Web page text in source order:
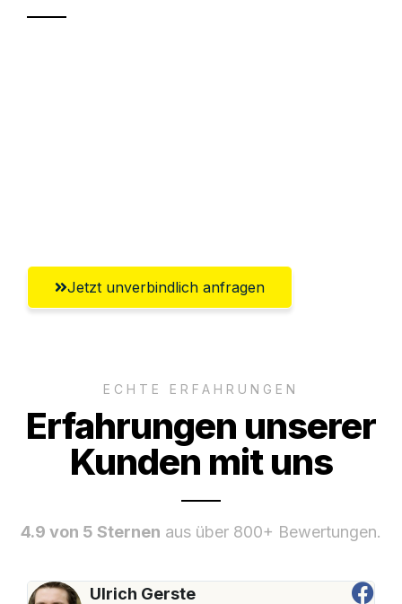
Jetzt unverbindlich anfragen
ECHTE ERFAHRUNGEN
Erfahrungen unserer
Kunden mit uns
4.9 von 5 Sternen aus über 800+ Bewertungen.
Ulrich Gerste